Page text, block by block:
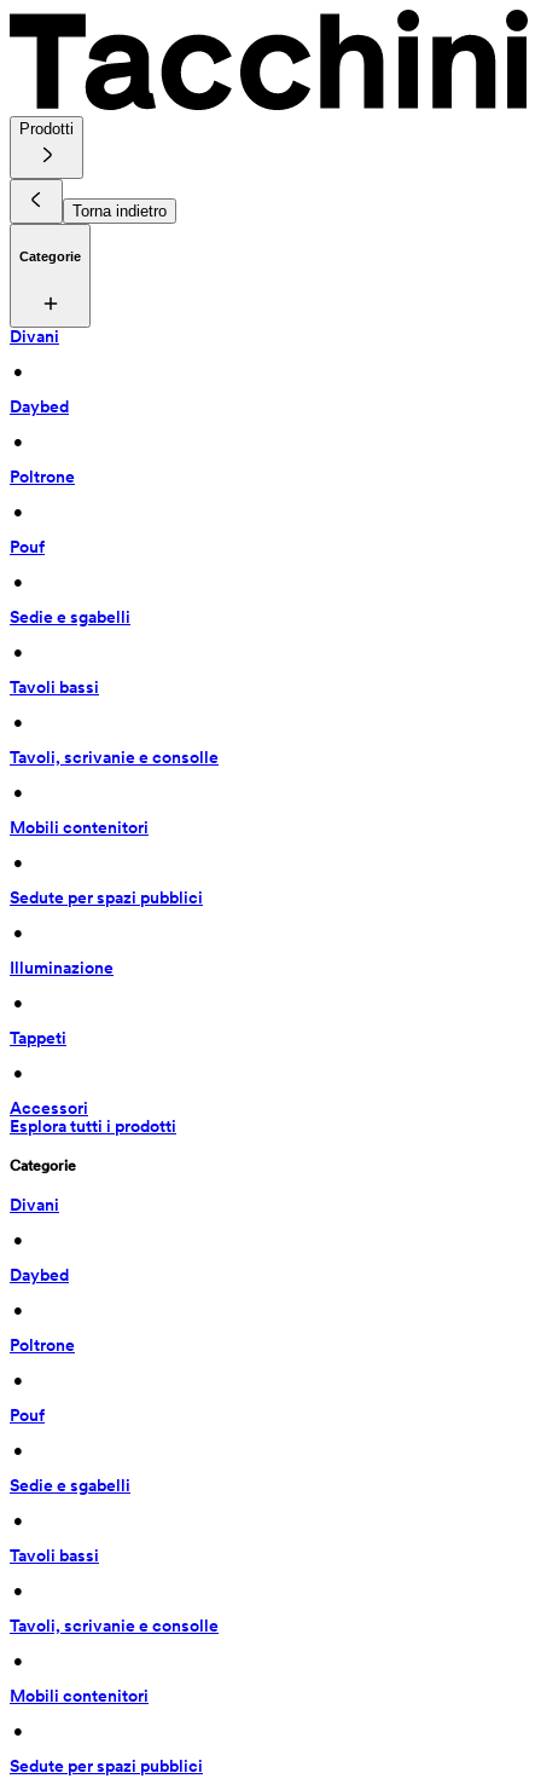
Prodotti
Torna indietro
Categorie
Divani
•
Daybed
•
Poltrone
•
Pouf
•
Sedie e sgabelli
•
Tavoli bassi
•
Tavoli, scrivanie e consolle
•
Mobili contenitori
•
Sedute per spazi pubblici
•
Illuminazione
•
Tappeti
•
Accessori
Esplora tutti i prodotti
Categorie
Divani
•
Daybed
•
Poltrone
•
Pouf
•
Sedie e sgabelli
•
Tavoli bassi
•
Tavoli, scrivanie e consolle
•
Mobili contenitori
•
Sedute per spazi pubblici